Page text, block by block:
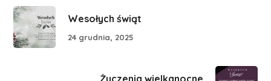
Wesołych świąt
24 grudnia, 2025
Życzenia wielkanocne